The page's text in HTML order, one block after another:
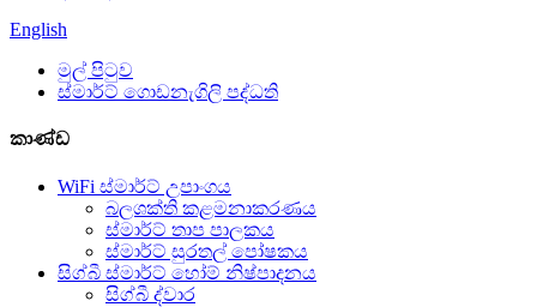
English
මුල් පිටුව
ස්මාර්ට් ගොඩනැගිලි පද්ධති
කාණ්ඩ
WiFi ස්මාර්ට් උපාංගය
බලශක්ති කළමනාකරණය
ස්මාර්ට් තාප පාලකය
ස්මාර්ට් සුරතල් පෝෂකය
සිග්බී ස්මාර්ට් හෝම් නිෂ්පාදනය
සිග්බී ද්වාර